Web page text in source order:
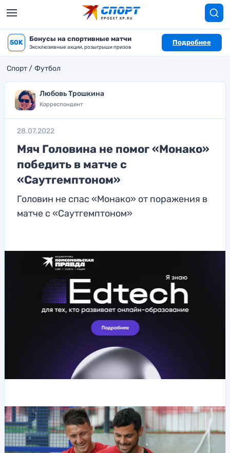
50K Бонусы на спортивные матчи
Эксклюзивные акции, розыгрыши призов
Подробнее
Спорт Футбол
Любовь Трошкина
Корреспондент
28.07.2022
Мяч Головина не помог «Монако»
победить в матче с
«Саутгемптоном»
Головин не спас «Монако» от поражения в
матче с «Саутгемптоном»